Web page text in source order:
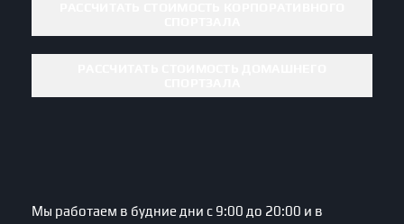
Мы работаем в будние дни с 9:00 до 20:00 и в